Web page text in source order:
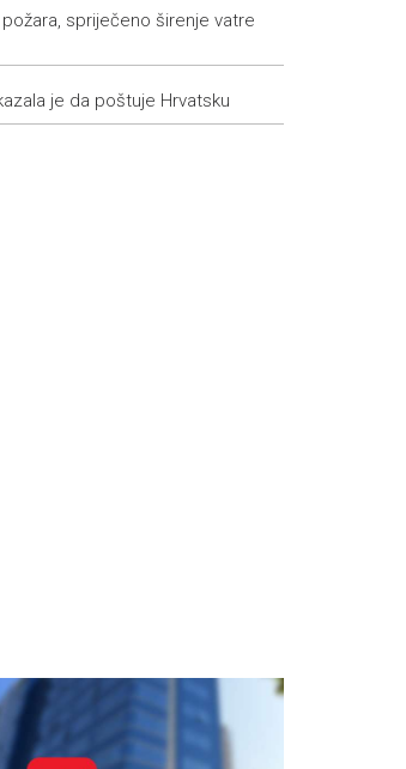
spriječeno širenje vatre
je da poštuje Hrvatsku